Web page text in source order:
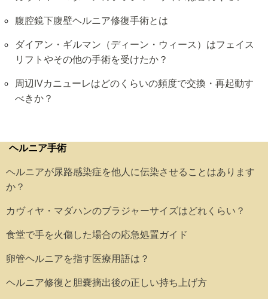
腹腔鏡下腹壁ヘルニア修復手術とは
ダイアン・ギルマン（ディーン・ウィース）はフェイス
リフトやその他の手術を受けたか？
周辺IVカニューレはどのくらいの頻度で交換・再起動す
べきか？
ヘルニア手術
ヘルニアが尿路感染症を他人に伝染させることはあります
か？
カヴィヤ・マダハンのブラジャーサイズはどれくらい？
食堂で手を火傷した場合の応急処置ガイド
卵管ヘルニアを指す医療用語は？
ヘルニア修復と胆嚢摘出後の正しい持ち上げ方